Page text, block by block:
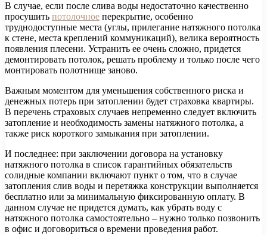
В случае, если после слива воды недостаточно качественно
просушить потолочное перекрытие, особенно
труднодоступные места (углы, прилегание натяжного потолка
к стене, места креплений коммуникаций), велика вероятность
появления плесени. Устранить ее очень сложно, придется
демонтировать потолок, решать проблему и только после чего
монтировать полотнище заново.
Важным моментом для уменьшения собственного риска и
денежных потерь при затоплении будет страховка квартиры.
В перечень страховых случаев непременно следует включить
затопление и необходимость замены натяжного потолка, а
также риск короткого замыкания при затоплении.
И последнее: при заключении договора на установку
натяжного потолка в список гарантийных обязательств
солидные компании включают пункт о том, что в случае
затопления слив воды и перетяжка конструкции выполняется
бесплатно или за минимальную фиксированную оплату. В
данном случае не придется думать, как убрать воду с
натяжного потолка самостоятельно – нужно только позвонить
в офис и договориться о времени проведения работ.